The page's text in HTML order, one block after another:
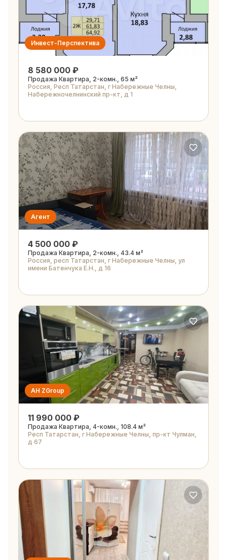
Инвест-Перспектива
8 580 000 ₽
Продажа Квартира, 2-комн., 65 м²
Россия, Респ Татарстан, г Набережные Челны,
Набережночелнинский пр-кт, д 1
Агент
4 500 000 ₽
Продажа Квартира, 2-комн., 43.4 м²
Россия, респ Татарстан, г Набережные Челны, ул
имени Батенчука Е.Н., д 16
АН ZGroup
11 990 000 ₽
Продажа Квартира, 4-комн., 108.4 м²
Респ Татарстан, г Набережные Челны, пр-кт Чулман,
д 67